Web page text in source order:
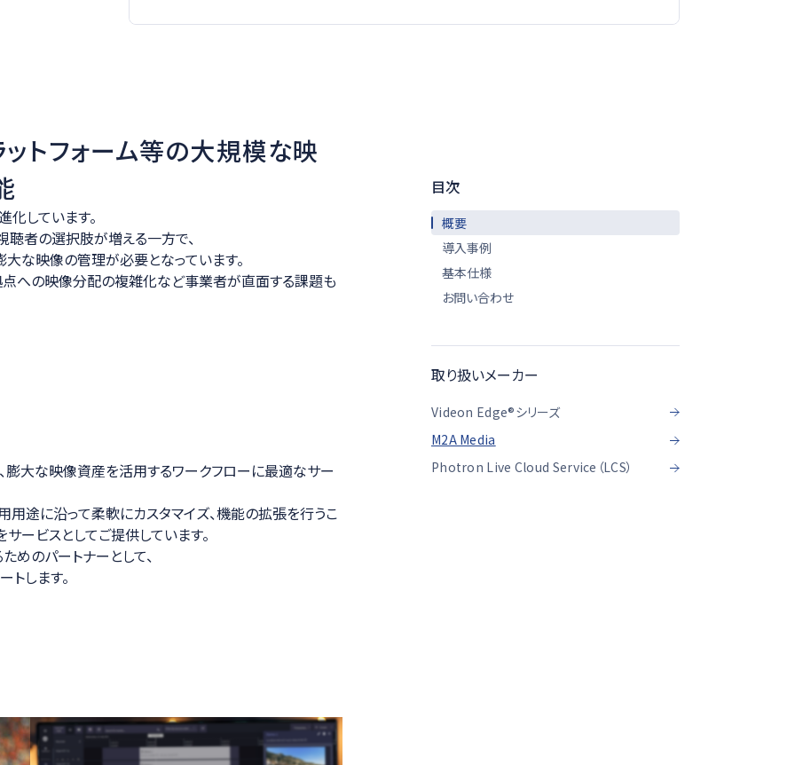
トフォーム等の大規模な映
しています。
聴者の選択肢が増える一方で、
な映像の管理が必要となっています。
への映像分配の複雑化など事業者が直面する課題も
膨大な映像資産を活用するワークフローに最適なサー
途に沿って柔軟にカスタマイズ、機能の拡張を行うこ
ービスとしてご提供しています。
のパートナーとして、
トします。
目次
概要
導入事例
基本仕様
お問い合わせ
取り扱いメーカー
Videon Edge®シリーズ
M2A Media
Photron Live Cloud Service（LCS）